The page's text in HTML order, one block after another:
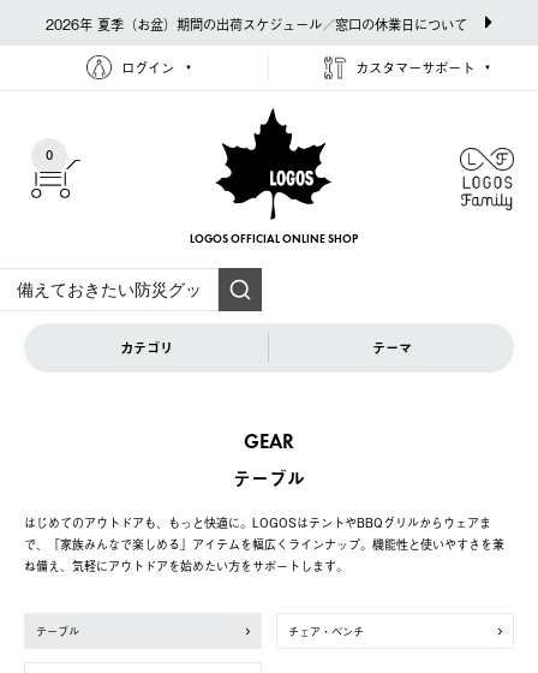
2026年 夏季（お盆）期間の出荷スケジュール／窓口の休業日について
ログイン カスタマーサポート
0
LOGOS OFFICIAL ONLINE SHOP
カテゴリ テーマ
GEAR
テーブル
はじめてのアウトドアも、もっと快適に。LOGOSはテントやBBQグリルからウェアま
で、「家族みんなで楽しめる」アイテムを幅広くラインナップ。機能性と使いやすさを兼
ね備え、気軽にアウトドアを始めたい方をサポートします。
テーブル チェア・ベンチ